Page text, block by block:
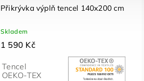
Přikrývka výplň tencel 140x200 cm
Skladem
1 590 Kč
Tencel
OEKO-TEX